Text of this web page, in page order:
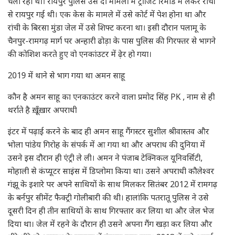
से रायपुर गई थी। एक केस के मामले में उसे कोर्ट में पेश होना था और
रांची के बिरसा मुंडा जेल में उसे शिफ्ट करना था। इसी दौरान पलामू के
चैनपुर-रामगढ़ मार्ग पर अन्हारी ढोड़ा के पास पुलिस की गिरफ्तर से भागने
की कोशिश करते हुए वो एनकांउटर में ढ़ेर हो गया।
2019 में थाने से भाग गया था अमन साहू
कौन है अमन साहू का एनकाउंटर करने वाला प्रमोद सिंह PK , नाम से ही
थर्राते है ख़ूँख़ार अपराधी
इंटर में पढ़ाई करने के बाद ही अमन साहू गैंगस्टर सुशील श्रीवास्तव और
भोला पांडेय गिरोह के संपर्क में आ गया था और अपराध की दुनिया में
उसने इस दौरान ही एंट्री ले ली। अमन ने पंजाब टेक्निकल यूनिवर्सिटी,
मोहाली से कंप्यूटर साइंस में डिप्लोमा किया था। उसने अपराधी कौलेश्वर
गंझू के इशारे पर अपने साथियों के साथ मिलकर सितंबर 2012 में रामगढ़
के बर्नपुर सीमेंट फैक्ट्री गोलीबारी की थी। हालांकि पतरातू पुलिस ने उसे
दूसरी दिन ही तीन साथियों के साथ गिरफ्तार कर लिया था और जेल भेज
दिया था। जेल में रहने के दौरान ही उसने अपना गैंग खड़ा कर लिया और